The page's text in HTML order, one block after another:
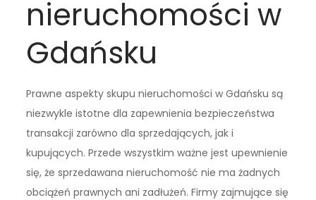
nieruchomości w
Gdańsku
Prawne aspekty skupu nieruchomości w Gdańsku są
niezwykle istotne dla zapewnienia bezpieczeństwa
transakcji zarówno dla sprzedających, jak i
kupujących. Przede wszystkim ważne jest upewnienie
się, że sprzedawana nieruchomość nie ma żadnych
obciążeń prawnych ani zadłużeń. Firmy zajmujące się